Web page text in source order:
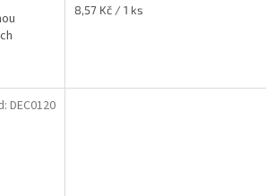
Měrná
8,57 Kč / 1 ks
DEC0120